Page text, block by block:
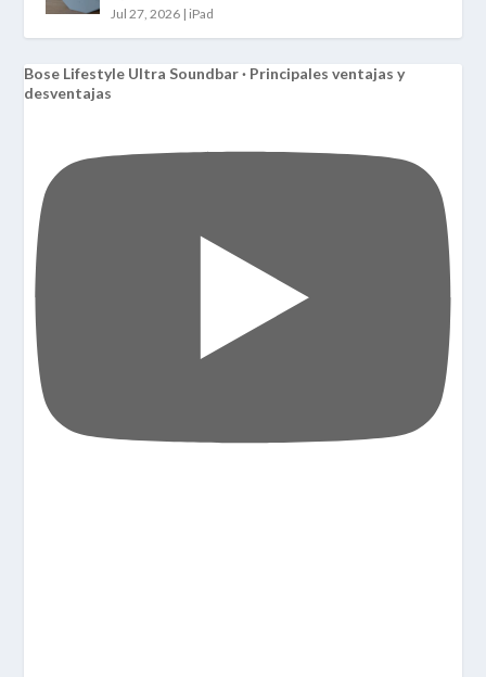
Jul 27, 2026 | iPad
Bose Lifestyle Ultra Soundbar · Principales ventajas y
desventajas